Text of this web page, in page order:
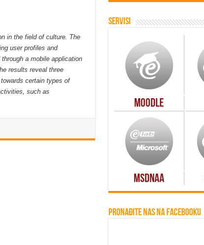
in the field of culture. The
user profiles and
a mobile application
results reveal three
certain types of
such as
Servisi
Moodle
MSDNAA
Pronađite nas na Facebooku